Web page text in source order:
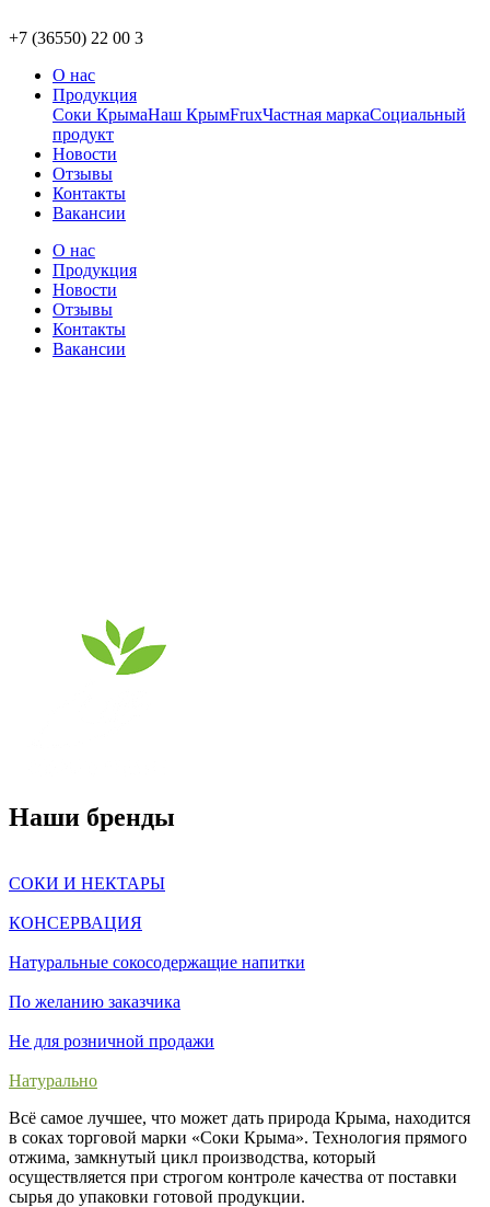
+7 (36550) 22 00 3
О нас
Продукция
Соки КрымаНаш КрымFruxЧастная маркаСоциальный
продукт
Новости
Отзывы
Контакты
Вакансии
О нас
Продукция
Новости
Отзывы
Контакты
Вакансии
Наши бренды
СОКИ И НЕКТАРЫ
КОНСЕРВАЦИЯ
Натуральные сокосодержащие напитки
По желанию заказчика
Не для розничной продажи
Натурально
Всё самое лучшее, что может дать природа Крыма, находится
в соках торговой марки «Соки Крыма». Технология прямого
отжима, замкнутый цикл производства, который
осуществляется при строгом контроле качества от поставки
сырья до упаковки готовой продукции.